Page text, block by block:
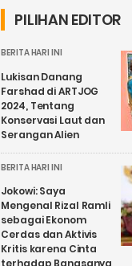
PILIHAN EDITOR
BERITA HARI INI
Lukisan Danang
Farshad di ARTJOG
2024, Tentang
Konservasi Laut dan
Serangan Alien
BERITA HARI INI
Jokowi: Saya
Mengenal Rizal Ramli
sebagai Ekonom
Cerdas dan Aktivis
Kritis karena Cinta